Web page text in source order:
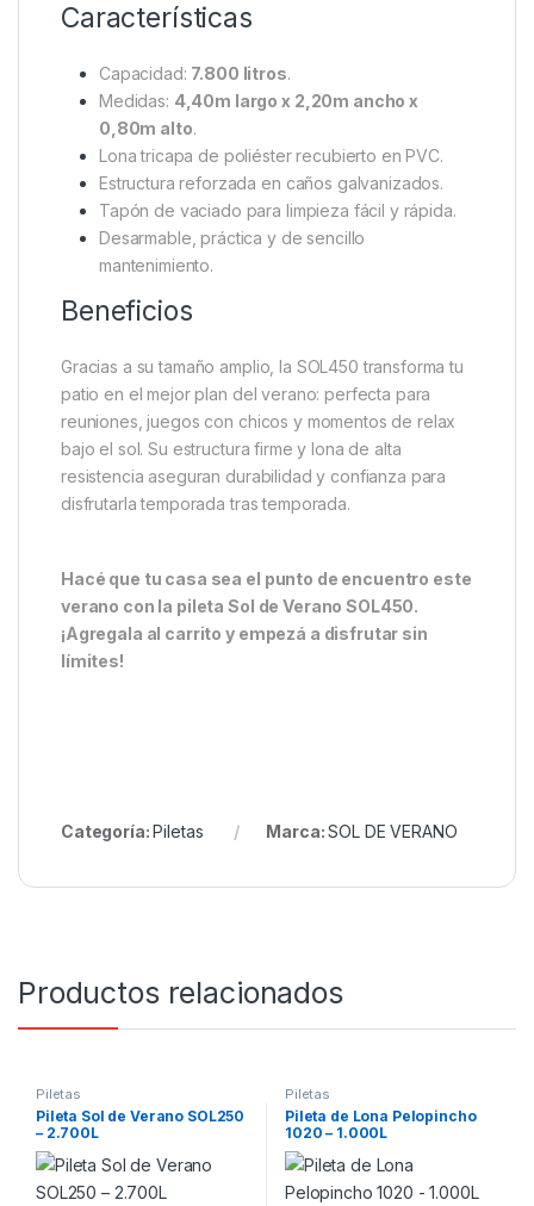
Características
Capacidad: 7.800 litros.
Medidas: 4,40m largo x 2,20m ancho x
0,80m alto.
Lona tricapa de poliéster recubierto en PVC.
Estructura reforzada en caños galvanizados.
Tapón de vaciado para limpieza fácil y rápida.
Desarmable, práctica y de sencillo
mantenimiento.
Beneficios
Gracias a su tamaño amplio, la SOL450 transforma tu
patio en el mejor plan del verano: perfecta para
reuniones, juegos con chicos y momentos de relax
bajo el sol. Su estructura firme y lona de alta
resistencia aseguran durabilidad y confianza para
disfrutarla temporada tras temporada.
Hacé que tu casa sea el punto de encuentro este
verano con la pileta Sol de Verano SOL450.
¡Agregala al carrito y empezá a disfrutar sin
límites!
Categoría:Piletas Marca:SOL DE VERANO
Productos relacionados
Piletas
Pileta Sol de Verano SOL250
– 2.700L
Piletas
Pileta de Lona Pelopincho
1020 – 1.000L